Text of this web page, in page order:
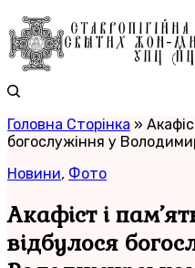
Головна Сторінка »
богослужіння у
Новини, Фото
Акафіст і
відбулося